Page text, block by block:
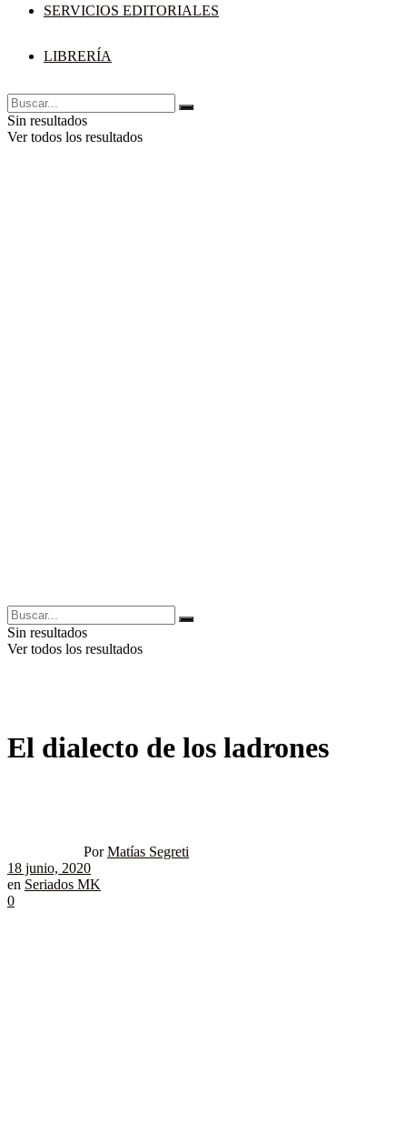
SERVICIOS EDITORIALES
LIBRERÍA
Sin resultados
Ver todos los resultados
Sin resultados
Ver todos los resultados
El dialecto de los ladrones
Por Matías Segreti
18 junio, 2020
en Seriados MK
0